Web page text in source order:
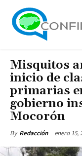
Misquitos
inicio de
primarias
gobierno
Mocorón
By Redacción enero 15,